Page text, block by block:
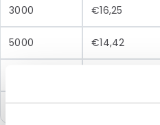
3000 €16,25
5000 €14,42